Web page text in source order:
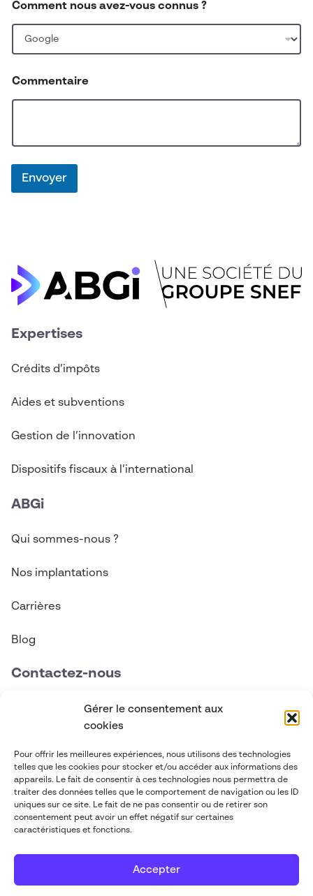
Gérer le consentement aux
cookies
Pour offrir les meilleures expériences, nous utilisons des technologies
telles que les cookies pour stocker et/ou accéder aux informations des
appareils. Le fait de consentir à ces technologies nous permettra de
traiter des données telles que le comportement de navigation ou les ID
uniques sur ce site. Le fait de ne pas consentir ou de retirer son
consentement peut avoir un effet négatif sur certaines
caractéristiques et fonctions.
Accepter
Comment nous avez-vous connus ?
o
n
*
Commentaire
Envoyer
Expertises
Crédits d’impôts
Aides et subventions
Gestion de l’innovation
Dispositifs fiscaux à l’international
ABGi
Qui sommes-nous ?
Nos implantations
Carrières
Blog
Contactez-nous
contact@abgi-canada.com
Suivez-nous
Mentions légales